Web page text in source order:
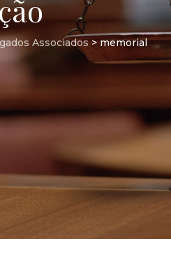
Associados>memorial